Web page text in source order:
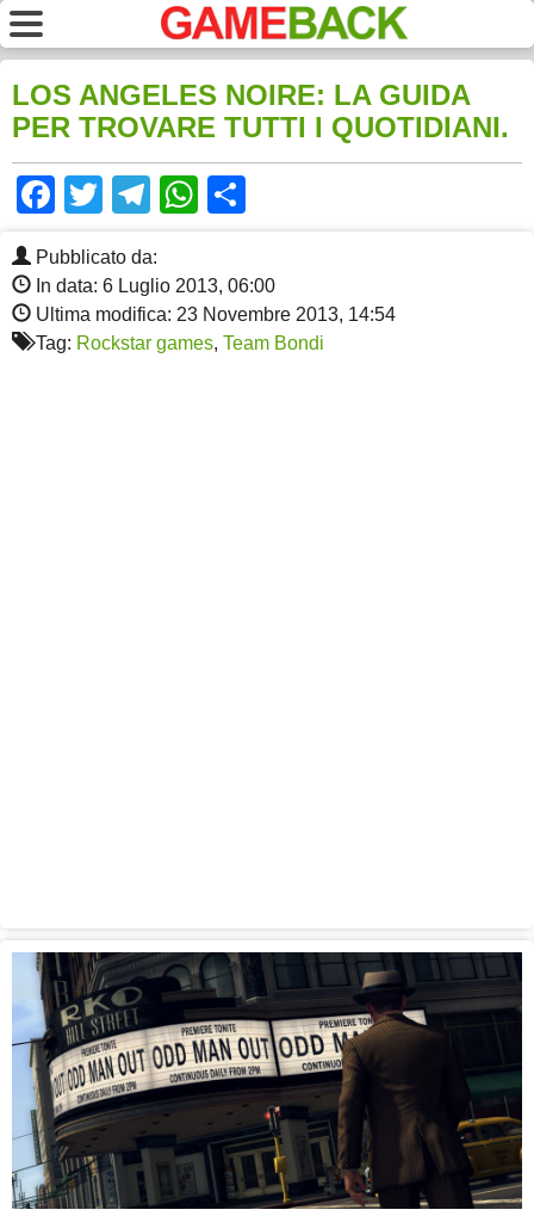
LOS ANGELES NOIRE: LA GUIDA
PER TROVARE TUTTI I QUOTIDIANI.
Facebook
TwitterTelegram
WhatsApp
Pubblicato da:
In data: 6 Luglio 2013, 06:00
Ultima modifica: 23 Novembre 2013, 14:54
Tag: Rockstar games, Team Bondi